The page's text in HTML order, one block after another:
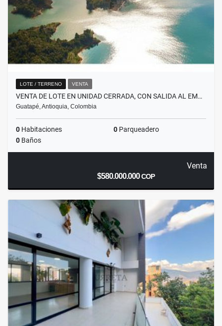
LOTE / TERRENO VENTA
VENTA DE LOTE EN UNIDAD CERRADA, CON SALIDA AL EM…
Guatapé, Antioquia, Colombia
0 Habitaciones 0 Parqueadero
0 Baños
Venta
$580.000.000COP